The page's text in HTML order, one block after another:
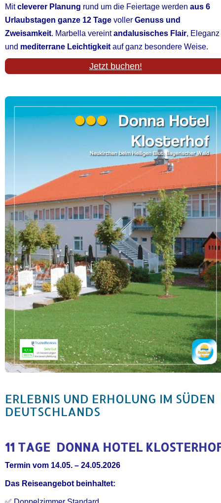
Mitcleverer Planung rund um die Feiertage werden aus 6
Urlaubstagen ganze 12 Tage voller Genuss und
Zweisamkeit. Marbella vereintandalusisches Flair, Eleganz
und mediterrane Leichtigkeit auf ganz besondere Weise.
Jetzt buchen!
ERLEBNIS UND ERHOLUNG IM SÜDEN
DEUTSCHLANDS
11 TAGE DONNA HOTEL
Termin vom 14.05. – 24.05.2026
Das Reiseangebot beinhaltet: